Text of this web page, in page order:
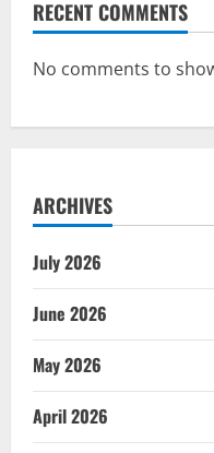
RECENT COMMENTS
No comments to
ARCHIVES
July 2026
June 2026
May 2026
April 2026